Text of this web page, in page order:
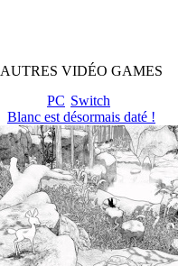
AUTRES VIDÉO GAMES
PC Switch
Blanc est désormais daté !